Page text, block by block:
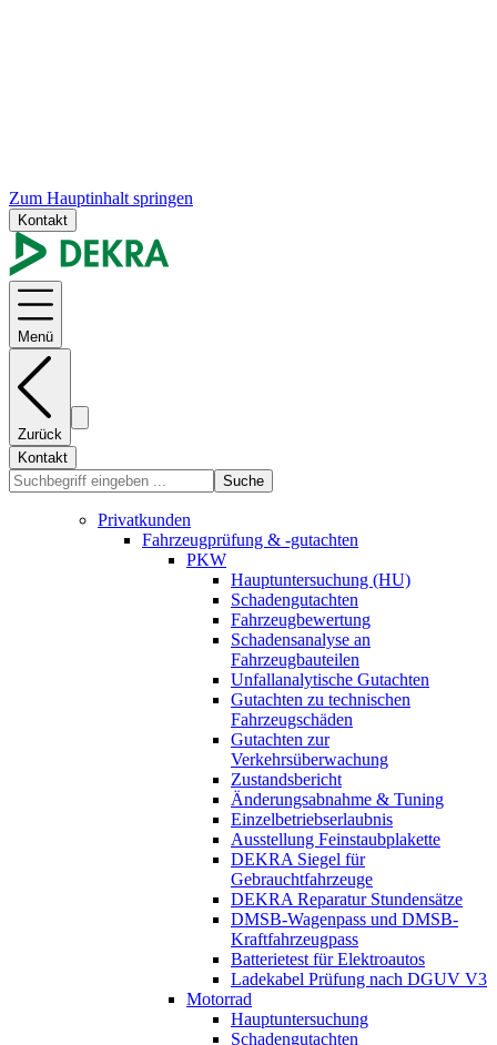
Zum Hauptinhalt springen
Kontakt
Menü
Zurück
Kontakt
Suche
Privatkunden
Fahrzeugprüfung & -gutachten
PKW
Hauptuntersuchung (HU)
Schadengutachten
Fahrzeugbewertung
Schadensanalyse an
Fahrzeugbauteilen
Unfallanalytische Gutachten
Gutachten zu technischen
Fahrzeugschäden
Gutachten zur
Verkehrsüberwachung
Zustandsbericht
Änderungsabnahme & Tuning
Einzelbetriebserlaubnis
Ausstellung Feinstaubplakette
DEKRA Siegel für
Gebrauchtfahrzeuge
DEKRA Reparatur Stundensätze
DMSB-Wagenpass und DMSB-
Kraftfahrzeugpass
Batterietest für Elektroautos
Ladekabel Prüfung nach DGUV V3
Motorrad
Hauptuntersuchung
Schadengutachten